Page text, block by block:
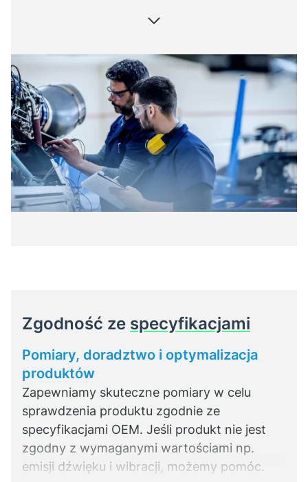
Zgodność ze specyfikacjami
Pomiary, doradztwo i optymalizacja
produktów
Zapewniamy skuteczne pomiary w celu
sprawdzenia produktu zgodnie ze
specyfikacjami OEM. Jeśli produkt nie jest
zgodny z wymaganymi wartościami np.
emisji dźwięku i wibracji, możemy pomóc.